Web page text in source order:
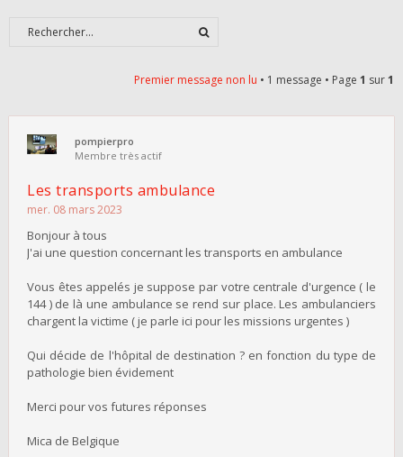
Premier message non lu • 1 message • Page 1 sur1
pompierpro
Membre très actif
Les transports ambulance
mer. 08 mars 2023
Bonjour à tous
J'ai une question concernant les transports en ambulance
Vous êtes appelés je suppose par votre centrale d'urgence ( le
144 ) de là une ambulance se rend sur place. Les ambulanciers
chargent la victime ( je parle ici pour les missions urgentes )
Qui décide de l'hôpital de destination ? en fonction du type de
pathologie bien évidement
Merci pour vos futures réponses
Mica de Belgique